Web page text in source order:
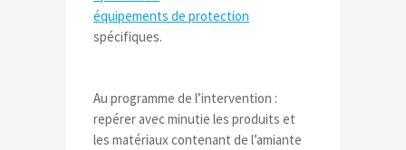
équipements de protection
spécifiques.
Au programme de l’intervention :
repérer avec minutie les produits et
les matériaux contenant de l’amiante